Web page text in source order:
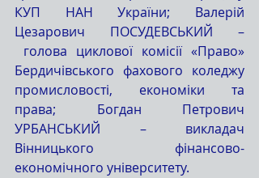
КУП НАН України; Валерій
Цезарович ПОСУДЕВСЬКИЙ –
голова циклової комісії «Право»
Бердичівського фахового коледжу
промисловості, економіки та
права; Богдан Петрович
УРБАНСЬКИЙ – викладач
Вінницького фінансово-
економічного університету.